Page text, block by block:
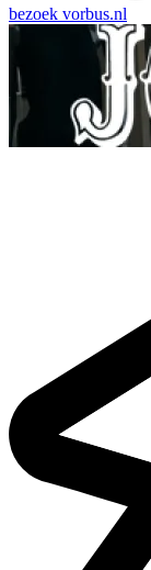
bezoek vorbus.nl